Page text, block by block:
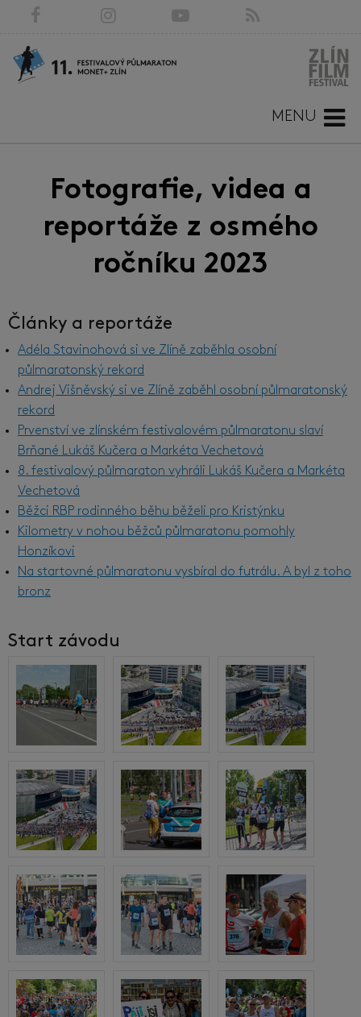
MENU
Fotografie, videa a
reportáže z osmého
ročníku 2023
Články a reportáže
Adéla Stavinohová si ve Zlíně zaběhla osobní
půlmaratonský rekord
Andrej Višněvský si ve Zlíně zaběhl osobní půlmaratonský
rekord
Prvenství ve zlínském festivalovém půlmaratonu slaví
Brňané Lukáš Kučera a Markéta Vechetová
8. festivalový půlmaraton vyhráli Lukáš Kučera a Markéta
Vechetová
Běžci RBP rodinného běhu běželi pro Kristýnku
Kilometry v nohou běžců půlmaratonu pomohly
Honzíkovi
Na startovné půlmaratonu vysbíral do futrálu. A byl z toho
bronz
Start závodu